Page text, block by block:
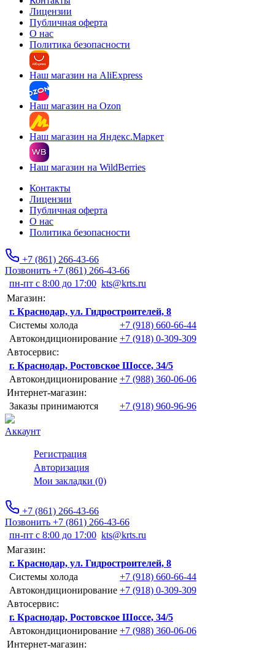
Лицензии
Публичная оферта
О нас
Политика безопасности
Наш магазин на AliExpress
Наш магазин на Ozon
Наш магазин на Яндекс.Маркет
Наш магазин на WildBerries
Контакты
Лицензии
Публичная оферта
О нас
Политика безопасности
+7 (861) 266-43-66
Позвонить +7 (861) 266-43-66
пн-пт с 8:00 до 17:00 kts@krts.ru
Магазин:
г. Краснодар, ул. Гидростроителей, 8
Системы холода
+7 (918) 660-66-44
Автокондиционирование +7 (918) 0-309-309
Автосервис:
г. Краснодар, Ростовское Шоссе, 34/5
Автокондиционирование +7 (988) 360-06-06
Интернет-магазин:
Заказы принимаются
+7 (918) 960-96-96
Аккаунт
Регистрация
Авторизация
Мои закладки (0)
+7 (861) 266-43-66
Позвонить +7 (861) 266-43-66
пн-пт с 8:00 до 17:00 kts@krts.ru
Магазин:
г. Краснодар, ул. Гидростроителей, 8
Системы холода
+7 (918) 660-66-44
Автокондиционирование +7 (918) 0-309-309
Автосервис:
г. Краснодар, Ростовское Шоссе, 34/5
Автокондиционирование +7 (988) 360-06-06
Интернет-магазин: